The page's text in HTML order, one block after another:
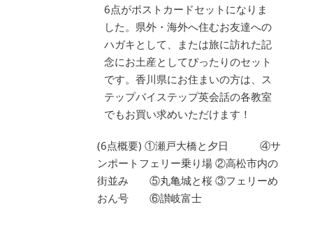
6点がポストカードセットになりま
した。県外・海外へ住むお友達への
ハガキとして、または旅に訪れた記
念にお土産としてぴったりのセット
です。香川県にお住まいの方は、ス
テップバイステップ英会話の各教室
でもお買い求めいただけます！
(6点概要) ①瀬戸大橋と夕日 ④サ
ンポートフェリー乗り場 ②高松市内の
街並み ⑤丸亀城と桜 ③フェリーめ
おん号 ⑥讃岐富士